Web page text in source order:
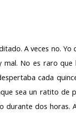
A veces no.
No es raro
cada
sea un ratito de
dos horas.